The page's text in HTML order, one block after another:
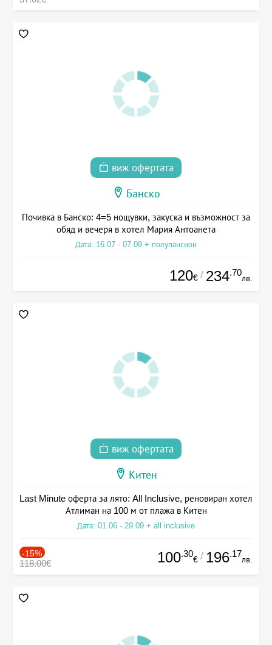
виж офертата
Банско
Почивка в Банско: 4=5 нощувки, закуска и възможност за
обяд и вечеря в хотел Мария Антоанета
Дата: 16.07 - 07.09 + полупансион
120€ / 234.70
лв.
виж офертата
Китен
Last Minute оферта за лято: All Inclusive, реновиран хотел
Атлиман на 100 м от плажа в Китен
Дата: 01.06 - 29.09 + all inclusive
-15%
118.00€ 100.30
€ / 196.17
лв.